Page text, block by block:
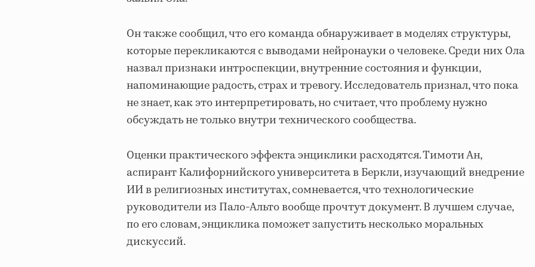
Он также сообщил, что его команда обнаруживает в моделях структуры,
которые перекликаются с выводами нейронауки о человеке. Среди них Ола
назвал признаки интроспекции, внутренние состояния и функции,
напоминающие радость, страх и тревогу. Исследователь признал, что пока
не знает, как это интерпретировать, но считает, что проблему нужно
обсуждать не только внутри технического сообщества.
Оценки практического эффекта энциклики расходятся. Тимоти Ан,
аспирант Калифорнийского университета в Беркли, изучающий внедрение
ИИ в религиозных институтах, сомневается, что технологические
руководители из Пало-Альто вообще прочтут документ. В лучшем случае,
по его словам, энциклика поможет запустить несколько моральных
дискуссий.